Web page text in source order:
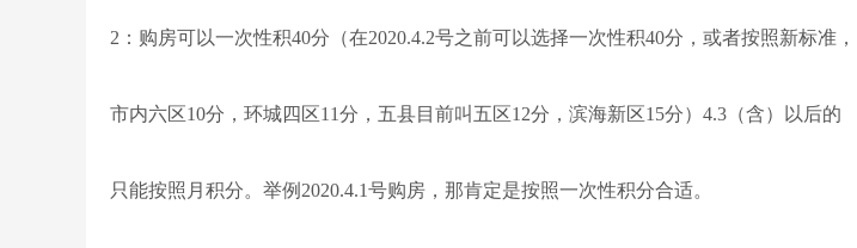
2：购房可以一次性积40分（在2020.4.2号之前可以选择一次性积40分，或者按照新标准，
市内六区10分，环城四区11分，五县目前叫五区12分，滨海新区15分）4.3（含）以后的
只能按照月积分。举例2020.4.1号购房，那肯定是按照一次性积分合适。